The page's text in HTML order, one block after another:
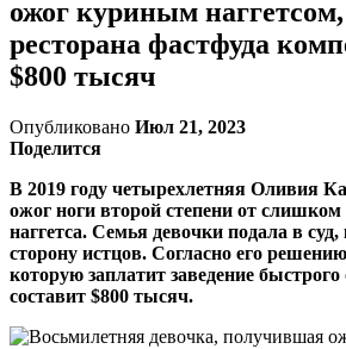
ожог куриным
ресторана фастфуда
$800 тысяч
Опубликовано Июл 21, 2023
Поделится
В 2019 году четырехлетняя Оливия
ожог ноги второй степени от слишком
наггетса. Семья девочки подала в
сторону истцов. Согласно его
которую заплатит заведение
составит $800 тысяч.